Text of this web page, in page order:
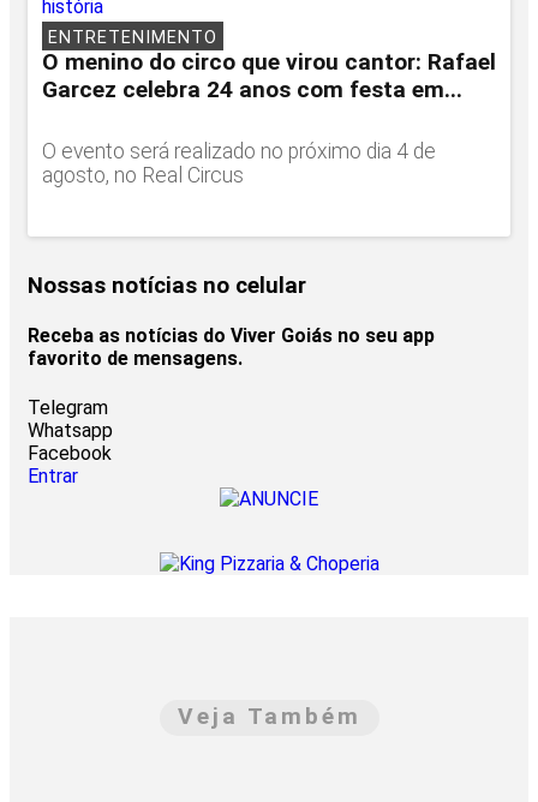
ENTRETENIMENTO
O menino do circo que virou cantor: Rafael
Garcez celebra 24 anos com festa em...
O evento será realizado no próximo dia 4 de
agosto, no Real Circus
Nossas notícias no celular
Receba as notícias do Viver Goiás no seu app
favorito de mensagens.
Telegram
Whatsapp
Facebook
Entrar
Veja Também